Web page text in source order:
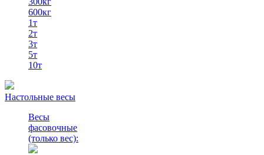
600кг
1т
2т
3т
5т
10т
Настольные весы
Весы
фасовочные
(только вес):